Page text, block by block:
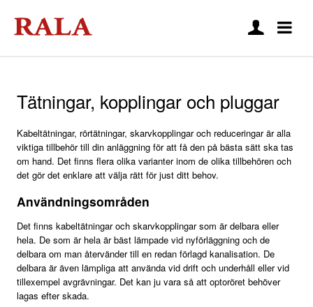
Tätningar, kopplingar och pluggar
Kabeltätningar, rörtätningar, skarvkopplingar och reduceringar är alla
viktiga tillbehör till din anläggning för att få den på bästa sätt ska tas
om hand. Det finns flera olika varianter inom de olika tillbehören och
det gör det enklare att välja rätt för just ditt behov.
Användningsområden
Det finns kabeltätningar och skarvkopplingar som är delbara eller
hela. De som är hela är bäst lämpade vid nyförläggning och de
delbara om man återvänder till en redan förlagd kanalisation. De
delbara är även lämpliga att använda vid drift och underhåll eller vid
tillexempel avgrävningar. Det kan ju vara så att optoröret behöver
lagas efter skada.